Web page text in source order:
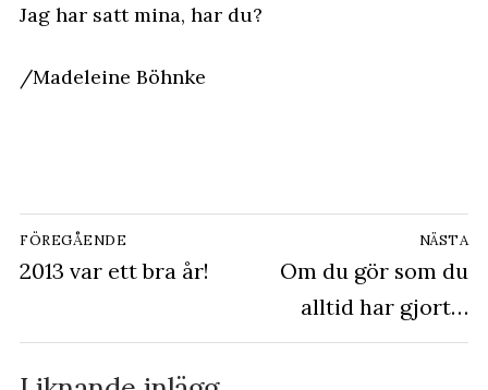
Jag har satt mina, har du?
/Madeleine Böhnke
Inläggsnavigering
FÖREGÅENDE
Föregående
2013 var ett bra år!
NÄSTA
Nästa
inlägg:
Om du gör som du
alltid har gjort…